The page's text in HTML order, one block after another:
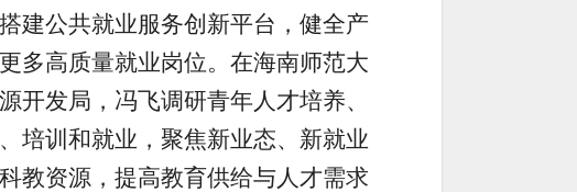
建公共就业服务创新平台，健全产
多高质量就业岗位。在海南师范大
开发局，冯飞调研青年人才培养、
培训和就业，聚焦新业态、新就业
教资源，提高教育供给与人才需求